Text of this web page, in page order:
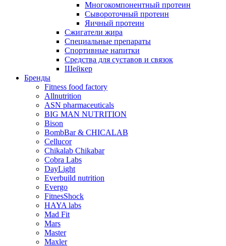
Многокомпонентный протеин
Сывороточный протеин
Яичный протеин
Сжигатели жира
Специальные препараты
Спортивные напитки
Средства для суставов и связок
Шейкер
Бренды
Fitness food factory
Allnutrition
ASN pharmaceuticals
BIG MAN NUTRITION
Bison
BombBar & CHICALAB
Cellucor
Chikalab Chikabar
Cobra Labs
DayLight
Everbuild nutrition
Evergo
FitnesShock
HAYA labs
Mad Fit
Mars
Master
Maxler